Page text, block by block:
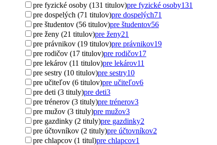
pre fyzické osoby (131 titulov)pre fyzické osoby131
pre dospelých (71 titulov)pre dospelých71
pre študentov (56 titulov)pre študentov56
pre ženy (21 titulov)pre ženy21
pre právnikov (19 titulov)pre právnikov19
pre rodičov (17 titulov)pre rodičov17
pre lekárov (11 titulov)pre lekárov11
pre sestry (10 titulov)pre sestry10
pre učiteľov (6 titulov)pre učiteľov6
pre deti (3 tituly)pre deti3
pre trénerov (3 tituly)pre trénerov3
pre mužov (3 tituly)pre mužov3
pre gazdinky (2 tituly)pre gazdinky2
pre účtovníkov (2 tituly)pre účtovníkov2
pre chlapcov (1 titul)pre chlapcov1